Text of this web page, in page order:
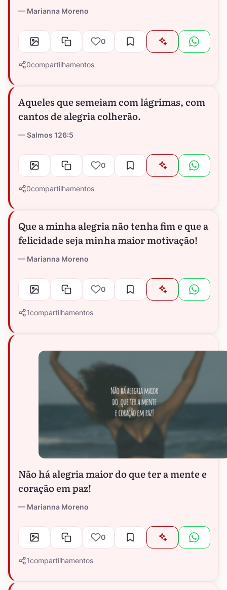
Marianna Moreno
0
0compartilhamentos
Aqueles que semeiam com lágrimas, com
cantos de alegria colherão.
Salmos 126:5
0
0compartilhamentos
Que a minha alegria não tenha fim e que a
felicidade seja minha maior motivação!
Marianna Moreno
0
1compartilhamentos
Não há alegria maior do que ter a mente e
coração em paz!
Marianna Moreno
0
1compartilhamentos